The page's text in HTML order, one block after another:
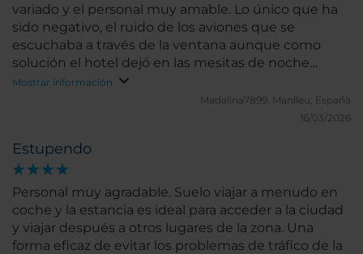
variado y el personal muy amable. Lo único que ha
sido negativo, el ruido de los aviones que se
escuchaba a través de la ventana aunque como
solución el hotel dejó en las mesitas de noche
tapones para lis oídos. En general, nos gustó mucho
el hotel y la habitación. Lo mejor, que a 5 minutos
Mostrar información
Madalina7899. Manlleu, España
16/03/2026
Estupendo
Personal muy agradable. Suelo viajar a menudo en
coche y la estancia es ideal para acceder a la ciudad
y viajar después a otros lugares de la zona. Una
forma eficaz de evitar los problemas de tráfico de la